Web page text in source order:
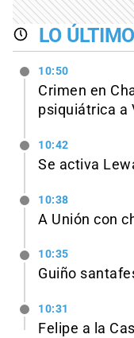
LO ÚLTIMO
10:50
Crimen en
psiquiátrica a
10:42
Se activa
10:38
A Unión con
10:35
Guiño
10:31
Felipe a la